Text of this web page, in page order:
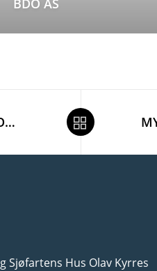
KARSTEN MOHOLT
Sjøfartens Hus Olav Kyrres